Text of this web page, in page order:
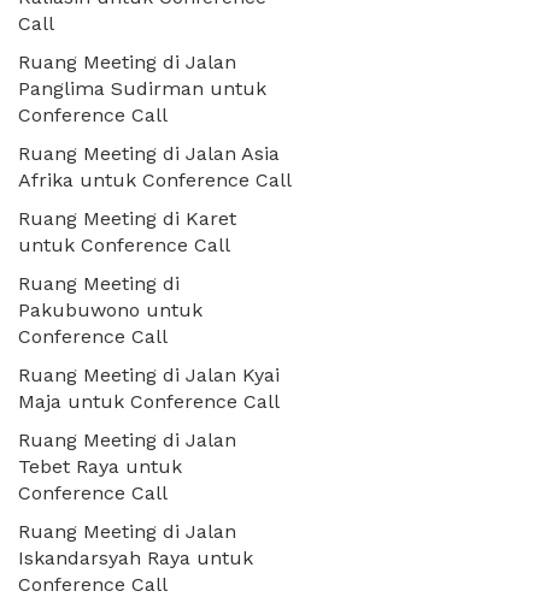
Call
Ruang Meeting di Jalan
Panglima Sudirman untuk
Conference Call
Ruang Meeting di Jalan Asia
Afrika untuk Conference Call
Ruang Meeting di Karet
untuk Conference Call
Ruang Meeting di
Pakubuwono untuk
Conference Call
Ruang Meeting di Jalan Kyai
Maja untuk Conference Call
Ruang Meeting di Jalan
Tebet Raya untuk
Conference Call
Ruang Meeting di Jalan
Iskandarsyah Raya untuk
Conference Call